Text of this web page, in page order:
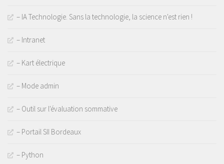
– IA Technologie. Sans la technologie, la science n'est rien !
– Intranet
– Kart électrique
– Mode admin
– Outil sur l'évaluation sommative
– Portail SII Bordeaux
– Python